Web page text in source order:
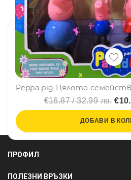
€16.87 / 32.99 лв.
ДОБАВИ В
ПРОФИЛ
ПОЛЕЗНИ ВРЪЗКИ